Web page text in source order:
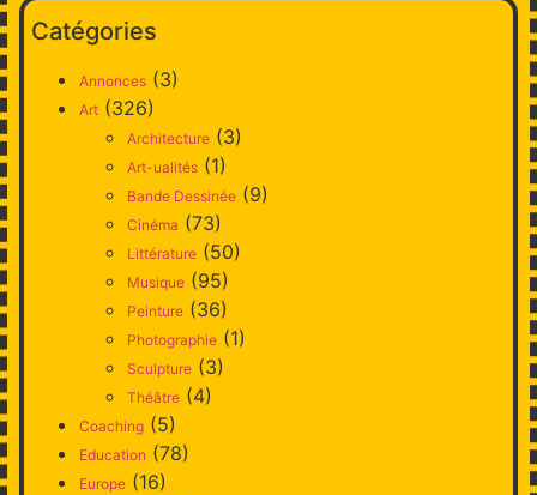
Catégories
Annonces (3)
Art (326)
Architecture (3)
Art-ualités (1)
Bande Dessinée (9)
Cinéma (73)
Littérature (50)
Musique (95)
Peinture (36)
Photographie (1)
Sculpture (3)
Théâtre (4)
Coaching (5)
Education (78)
Europe (16)